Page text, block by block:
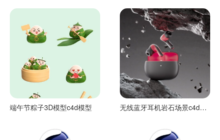
端午节粽子3D模型c4d模型
无线蓝牙耳机岩石场景c4d渲